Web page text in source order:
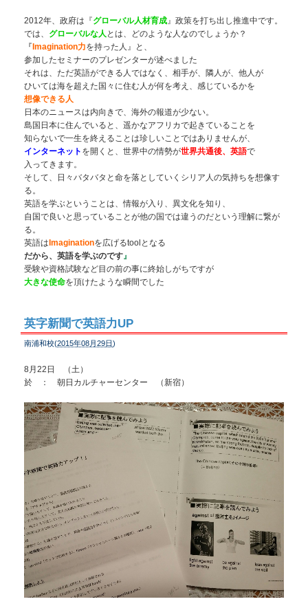
2012年、政府は『グローバル人材育成』政策を打ち出し推進中です。
では、 グローバルな人 とは、どのような人なのでしょうか？
『 Imagination力を持った人』と、
参加したセミナーのプレゼンターが述べました
それは、ただ英語ができる人ではなく、相手が、隣人が、他人が
ひいては海を超えた国々に住む人が何を考え、感じているかを
想像できる人
日本のニュースは内向きで、海外の報道が少ない。
島国日本に住んでいると、遥かなアフリカで起きていることを
知らないで一生を終えることは珍しいことではありませんが、
インターネット を開くと、世界中の情勢が世界共通後、英語で
入ってきます。
そして、日々バタバタと命を落としていくシリア人の気持ちを想像す
る。
英語を学ぶということは、情報が入り、異文化を知り、
自国で良いと思っていることが他の国では違うのだという理解に繋が
る。
英語は Imaginationを広げるtoolとなる
だから、英語を学ぶのです』
受験や資格試験など目の前の事に終始しがちですが
大きな使命を頂けたような瞬間でした
英字新聞で英語力UP
南浦和校(2015年08月29日)
8月22日 （土）
於 ： 朝日カルチャーセンター （新宿）